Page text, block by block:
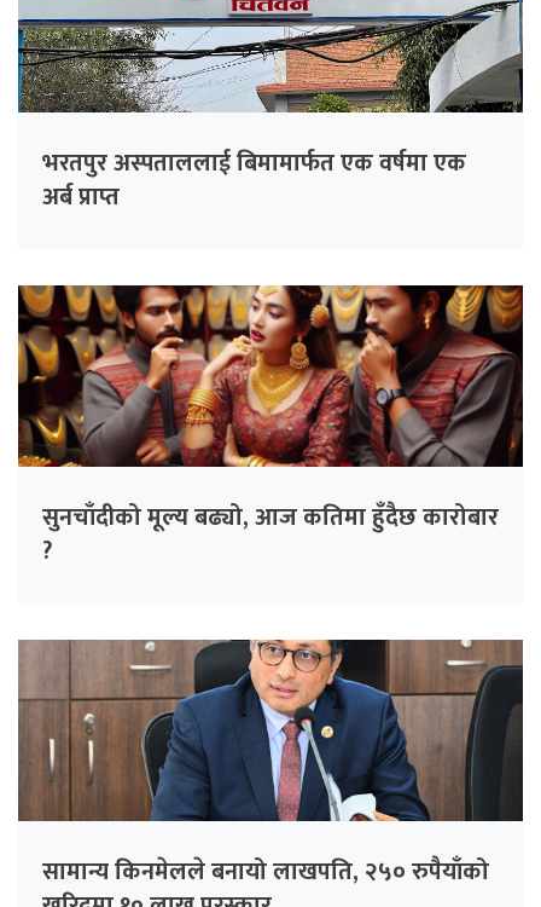
भरतपुर अस्पताललाई बिमामार्फत एक वर्षमा एक
अर्ब प्राप्त
सुनचाँदीको मूल्य बढ्यो, आज कतिमा हुँदैछ कारोबार
?
सामान्य किनमेलले बनायो लाखपति, २५० रुपैयाँको